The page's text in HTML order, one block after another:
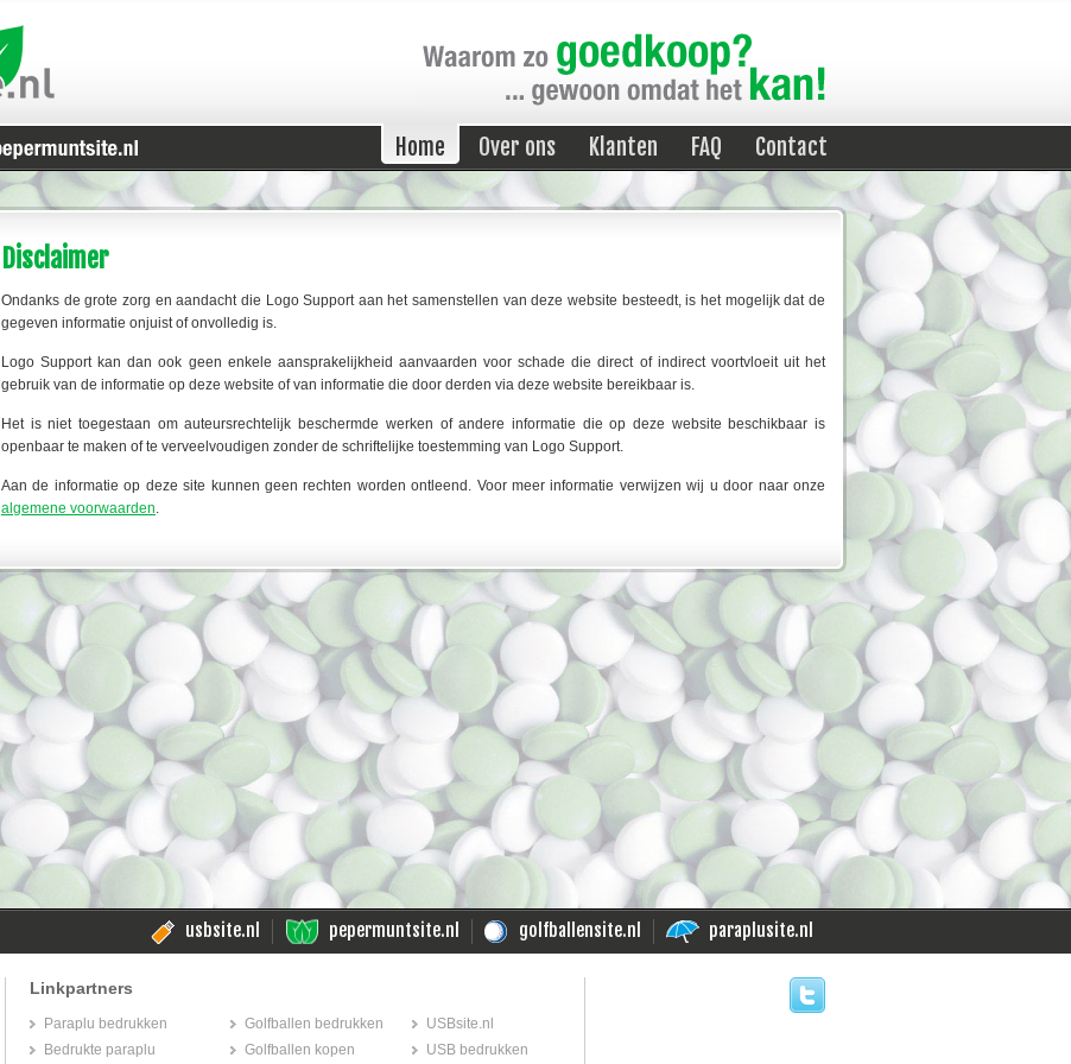
Home Over ons Klanten FAQ Contact
Disclaimer
Ondanks de grote zorg en aandacht die Logo Support aan het samenstellen van deze website besteedt, is het mogelijk dat de
gegeven informatie onjuist of onvolledig is.
Logo Support kan dan ook geen enkele aansprakelijkheid aanvaarden voor schade die direct of indirect voortvloeit uit het
gebruik van de informatie op deze website of van informatie die door derden via deze website bereikbaar is.
Het is niet toegestaan om auteursrechtelijk beschermde werken of andere informatie die op deze website beschikbaar is
openbaar te maken of te verveelvoudigen zonder de schriftelijke toestemming van Logo Support.
Aan de informatie op deze site kunnen geen rechten worden ontleend. Voor meer informatie verwijzen wij u door naar onze
algemene voorwaarden.
paraplusite.nl
golfballensite.nl
pepermuntsite.nl
usbsite.nl
Linkpartners
Paraplu bedrukken
Bedrukte paraplu
Golfballen bedrukken
Golfballen kopen
USBsite.nl
USB bedrukken